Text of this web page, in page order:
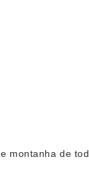
montanha de